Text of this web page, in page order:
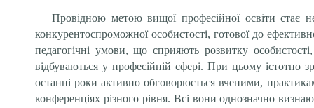
Провідною метою вищої професійної освіти стає
конкурентоспроможної особистості, готової до
педагогічні умови, що сприяють розвитку
відбуваються у професійній сфері. При цьому істотно
останні роки активно обговорюється вченими,
конференціях різного рівня. Всі вони однозначно